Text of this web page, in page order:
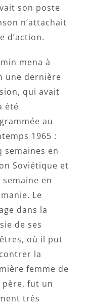
son poste
n’attachait
d’action.
mena à
une dernière
qui avait
été
au
1965 :
semaines en
Soviétique et
semaine en
Le
dans la
de ses
où il put
la
femme de
père, fut un
très